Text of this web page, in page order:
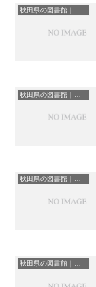
秋田県の図書館｜勉強できる場所